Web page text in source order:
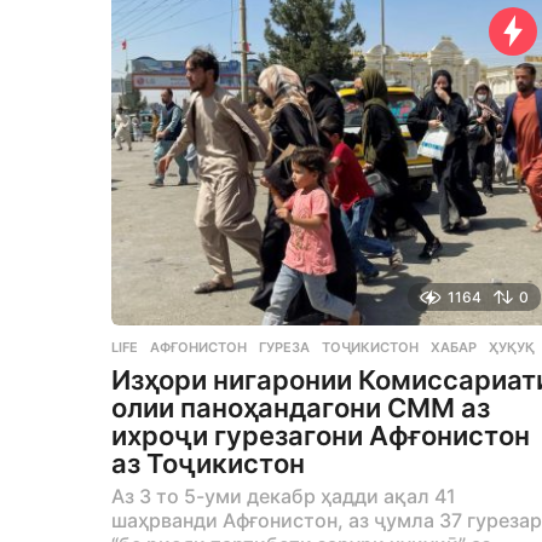
o
1164 0
LIFE АФҒОНИСТОН ,ГУРЕЗА ,ТОҶИКИСТОН ,ХАБАР ,ҲУҚУҚ
Изҳори нигаронии
олии паноҳандагони СММ аз
ихроҷи гурезагони Афғонистон
аз Тоҷикистон
Аз 3 то 5-уми декабр ҳадди ақал 41
шаҳрванди Афғонистон, аз ҷумла 37